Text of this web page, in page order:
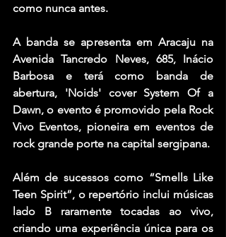
como nunca antes.
A banda se apresenta em Aracaju na
Avenida Tancredo Neves, 685, Inácio
Barbosa e terá como banda de
abertura, 'Noids' cover System Of a
Dawn, o evento é promovido pela Rock
Vivo Eventos, pioneira em eventos de
rock grande porte na capital sergipana.
Além de sucessos como “Smells Like
Teen Spirit”, o repertório inclui músicas
lado B raramente tocadas ao vivo,
criando uma experiência única para os